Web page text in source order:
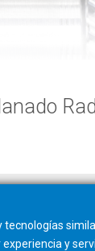
tecnologías
y